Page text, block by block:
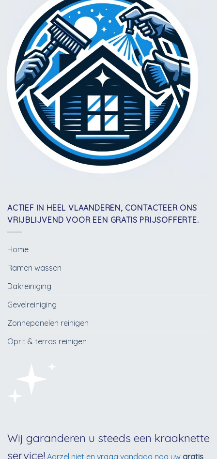
ACTIEF IN HEEL VLAANDEREN, CONTACTEER ONS
VRIJBLIJVEND VOOR EEN GRATIS PRIJSOFFERTE.
Home
Ramen wassen
Dakreiniging
Gevelreiniging
Zonnepanelen reinigen
Oprit & terras reinigen
Wij garanderen u steeds een kraaknette
service! Aarzel niet en vraag vandaag nog uw gratis